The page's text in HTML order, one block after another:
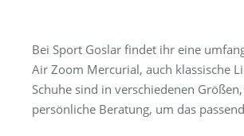
Bei Sport Goslar findet ihr eine
Air Zoom Mercurial, auch klassische
Schuhe sind in verschiedenen
persönliche Beratung, um das